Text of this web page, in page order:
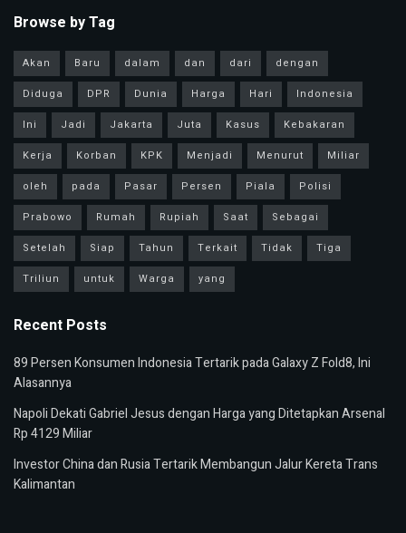
Browse by Tag
Akan Baru dalam dan dari
dengan
Diduga
DPR Dunia Harga Hari
Indonesia
Ini
Jadi Jakarta Juta Kasus
Kebakaran
Kerja
Korban KPK Menjadi Menurut
Miliar
oleh
pada Pasar Persen Piala
Polisi
Prabowo
Rumah Rupiah Saat
Sebagai
Setelah
Siap Tahun Terkait Tidak
Tiga
Triliun
untuk Warga yang
Recent Posts
89 Persen Konsumen Indonesia Tertarik pada Galaxy Z Fold8, Ini
Alasannya
Napoli Dekati Gabriel Jesus dengan Harga yang Ditetapkan Arsenal
Rp 4129 Miliar
Investor China dan Rusia Tertarik Membangun Jalur Kereta Trans
Kalimantan